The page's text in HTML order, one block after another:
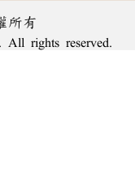
所有
rights reserved.